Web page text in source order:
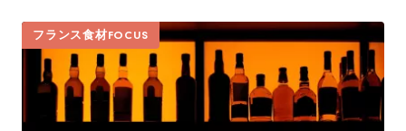
フランス食材FOCUS